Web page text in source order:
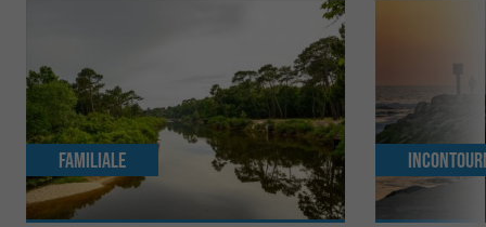
Familiale